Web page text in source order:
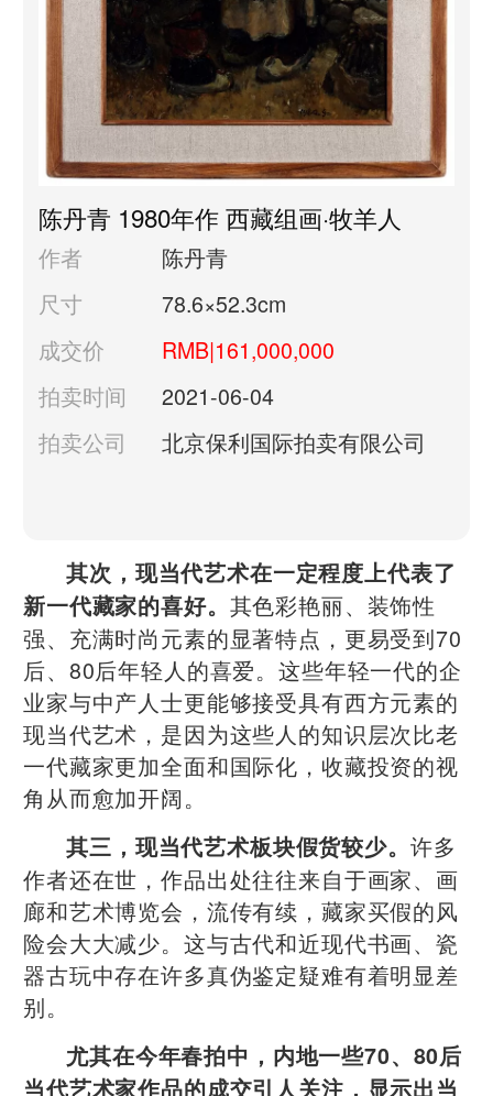
陈丹青 1980年作 西藏组画·牧羊人
作者
陈丹青
尺寸
78.6×52.3cm
成交价
RMB|161,000,000
拍卖时间
2021-06-04
拍卖公司
北京保利国际拍卖有限公司
其次，现当代艺术在一定程度上代表了
新一代藏家的喜好。 其色彩艳丽、装饰性
强、充满时尚元素的显著特点，更易受到70
后、80后年轻人的喜爱。这些年轻一代的企
业家与中产人士更能够接受具有西方元素的
现当代艺术，是因为这些人的知识层次比老
一代藏家更加全面和国际化，收藏投资的视
角从而愈加开阔。
其三，现当代艺术板块假货较少。 许多
作者还在世，作品出处往往来自于画家、画
廊和艺术博览会，流传有续，藏家买假的风
险会大大减少。这与古代和近现代书画、瓷
器古玩中存在许多真伪鉴定疑难有着明显差
别。
尤其在今年春拍中，内地一些70、80后
当代艺术家作品的成交引人关注，显示出当